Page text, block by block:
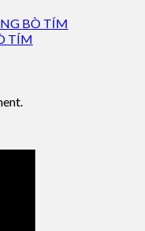
BÒ TÍM
TÍM